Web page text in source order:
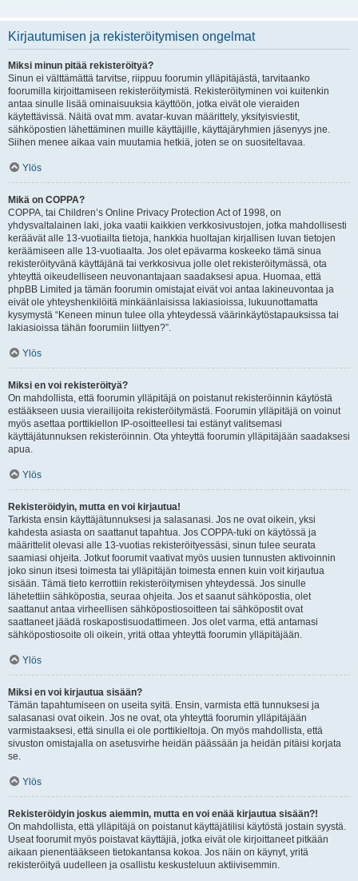
Kirjautumisen ja rekisteröitymisen ongelmat
Miksi minun pitää rekisteröityä?
Sinun ei välttämättä tarvitse, riippuu foorumin ylläpitäjästä, tarvitaanko
foorumilla kirjoittamiseen rekisteröitymistä. Rekisteröityminen voi kuitenkin
antaa sinulle lisää ominaisuuksia käyttöön, jotka eivät ole vieraiden
käytettävissä. Näitä ovat mm. avatar-kuvan määrittely, yksityisviestit,
sähköpostien lähettäminen muille käyttäjille, käyttäjäryhmien jäsenyys jne.
Siihen menee aikaa vain muutamia hetkiä, joten se on suositeltavaa.
Ylös
Mikä on COPPA?
COPPA, tai Children’s Online Privacy Protection Act of 1998, on
yhdysvaltalainen laki, joka vaatii kaikkien verkkosivustojen, jotka mahdollisesti
keräävät alle 13-vuotiailta tietoja, hankkia huoltajan kirjallisen luvan tietojen
keräämiseen alle 13-vuotiaalta. Jos olet epävarma koskeeko tämä sinua
rekisteröityvänä käyttäjänä tai verkkosivua jolle olet rekisteröitymässä, ota
yhteyttä oikeudelliseen neuvonantajaan saadaksesi apua. Huomaa, että
phpBB Limited ja tämän foorumin omistajat eivät voi antaa lakineuvontaa ja
eivät ole yhteyshenkilöitä minkäänlaisissa lakiasioissa, lukuunottamatta
kysymystä “Keneen minun tulee olla yhteydessä väärinkäytöstapauksissa tai
lakiasioissa tähän foorumiin liittyen?”.
Ylös
Miksi en voi rekisteröityä?
On mahdollista, että foorumin ylläpitäjä on poistanut rekisteröinnin käytöstä
estääkseen uusia vierailijoita rekisteröitymästä. Foorumin ylläpitäjä on voinut
myös asettaa porttikiellon IP-osoitteellesi tai estänyt valitsemasi
käyttäjätunnuksen rekisteröinnin. Ota yhteyttä foorumin ylläpitäjään saadaksesi
apua.
Ylös
Rekisteröidyin, mutta en voi kirjautua!
Tarkista ensin käyttäjätunnuksesi ja salasanasi. Jos ne ovat oikein, yksi
kahdesta asiasta on saattanut tapahtua. Jos COPPA-tuki on käytössä ja
määrittelit olevasi alle 13-vuotias rekisteröityessäsi, sinun tulee seurata
saamiasi ohjeita. Jotkut foorumit vaativat myös uusien tunnusten aktivoinnin
joko sinun itsesi toimesta tai ylläpitäjän toimesta ennen kuin voit kirjautua
sisään. Tämä tieto kerrottiin rekisteröitymisen yhteydessä. Jos sinulle
lähetettiin sähköpostia, seuraa ohjeita. Jos et saanut sähköpostia, olet
saattanut antaa virheellisen sähköpostiosoitteen tai sähköpostit ovat
saattaneet jäädä roskapostisuodattimeen. Jos olet varma, että antamasi
sähköpostiosoite oli oikein, yritä ottaa yhteyttä foorumin ylläpitäjään.
Ylös
Miksi en voi kirjautua sisään?
Tämän tapahtumiseen on useita syitä. Ensin, varmista että tunnuksesi ja
salasanasi ovat oikein. Jos ne ovat, ota yhteyttä foorumin ylläpitäjään
varmistaaksesi, että sinulla ei ole porttikieltoja. On myös mahdollista, että
sivuston omistajalla on asetusvirhe heidän päässään ja heidän pitäisi korjata
se.
Ylös
Rekisteröidyin joskus aiemmin, mutta en voi enää kirjautua sisään?!
On mahdollista, että ylläpitäjä on poistanut käyttäjätilisi käytöstä jostain syystä.
Useat foorumit myös poistavat käyttäjiä, jotka eivät ole kirjoittaneet pitkään
aikaan pienentääkseen tietokantansa kokoa. Jos näin on käynyt, yritä
rekisteröityä uudelleen ja osallistu keskusteluun aktiivisemmin.